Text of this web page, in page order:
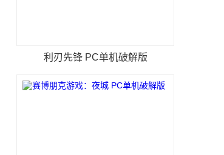
利刃先锋 PC单机破解版